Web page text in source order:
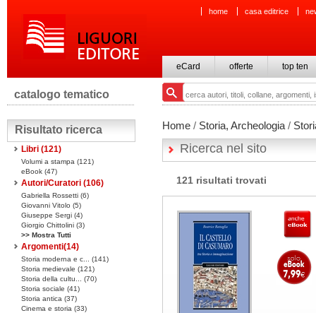
home casa editrice
eCard offerte top ten
catalogo tematico
Risultato ricerca
Libri (121)
Volumi a stampa (121)
eBook (47)
Autori/Curatori (106)
Gabriella Rossetti (6)
Giovanni Vitolo (5)
Giuseppe Sergi (4)
Giorgio Chittolini (3)
>> Mostra Tutti
Argomenti(14)
Storia moderna e c... (141)
Storia medievale (121)
Storia della cultu... (70)
Storia sociale (41)
Storia antica (37)
Cinema e storia (33)
Home / Storia, Archeologia /
Ricerca nel sito
121 risultati trovati